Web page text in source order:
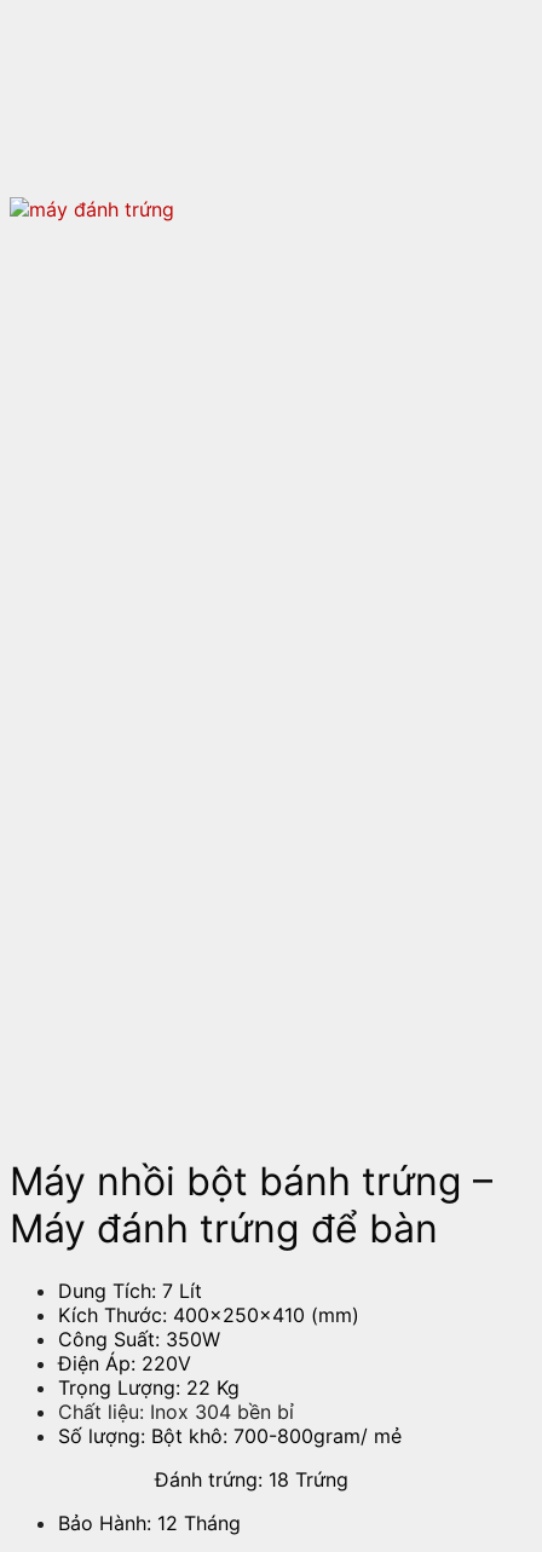
Máy nhồi bột bánh trứng –
Máy đánh trứng để bàn
Dung Tích: 7 Lít
Kích Thước: 400x250x410 (mm)
Công Suất: 350W
Điện Áp: 220V
Trọng Lượng: 22 Kg
Chất liệu: Inox 304 bền bỉ
Số lượng: Bột khô: 700-800gram/ mẻ
Đánh trứng: 18 Trứng
Bảo Hành: 12 Tháng